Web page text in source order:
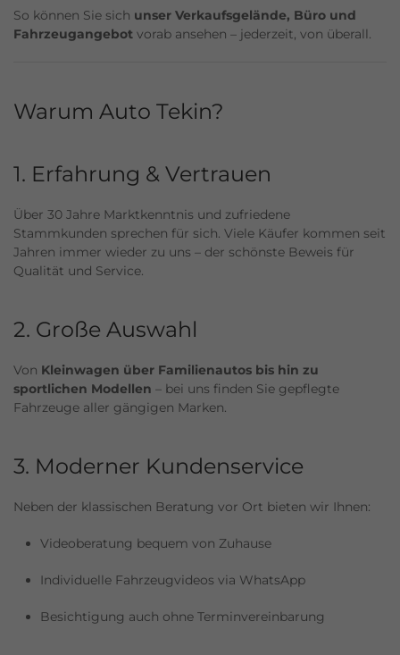
So können Sie sich unser Verkaufsgelände, Büro und
Fahrzeugangebot vorab ansehen – jederzeit, von überall.
Warum Auto Tekin?
1. Erfahrung & Vertrauen
Über 30 Jahre Marktkenntnis und zufriedene
Stammkunden sprechen für sich. Viele Käufer kommen seit
Jahren immer wieder zu uns – der schönste Beweis für
Qualität und Service.
2. Große Auswahl
Von Kleinwagen über Familienautos bis hin zu
sportlichen Modellen – bei uns finden Sie gepflegte
Fahrzeuge aller gängigen Marken.
3. Moderner Kundenservice
Neben der klassischen Beratung vor Ort bieten wir Ihnen:
Videoberatung bequem von Zuhause
Individuelle Fahrzeugvideos via WhatsApp
Besichtigung auch ohne Terminvereinbarung